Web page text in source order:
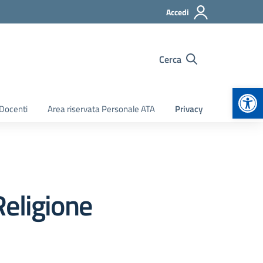
Accedi
Cerca
Area riservata Personale ATA Privacy